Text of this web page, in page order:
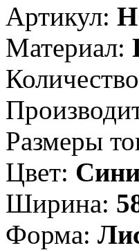
Артикул:
Материал:
Размеры
Цвет:
Ширина:
Форма: